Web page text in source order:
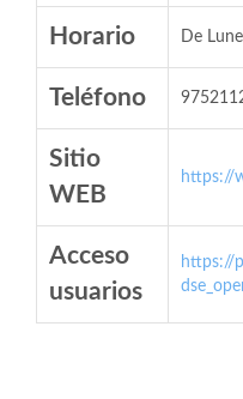
Horario De
Teléfono
Sitio
WEB
https://
Acceso
usuarios
https://